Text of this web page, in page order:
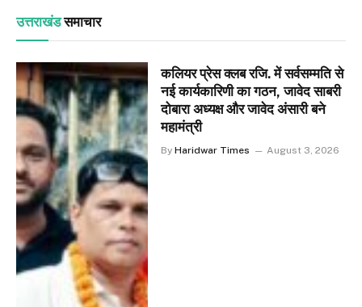
उत्तराखंडसमाचार
कलियर प्रेस क्लब रजि. में सर्वसम्मति से
नई कार्यकारिणी का गठन, जावेद साबरी
दोबारा अध्यक्ष और जावेद अंसारी बने
महामंत्री
By Haridwar Times August 3, 2026